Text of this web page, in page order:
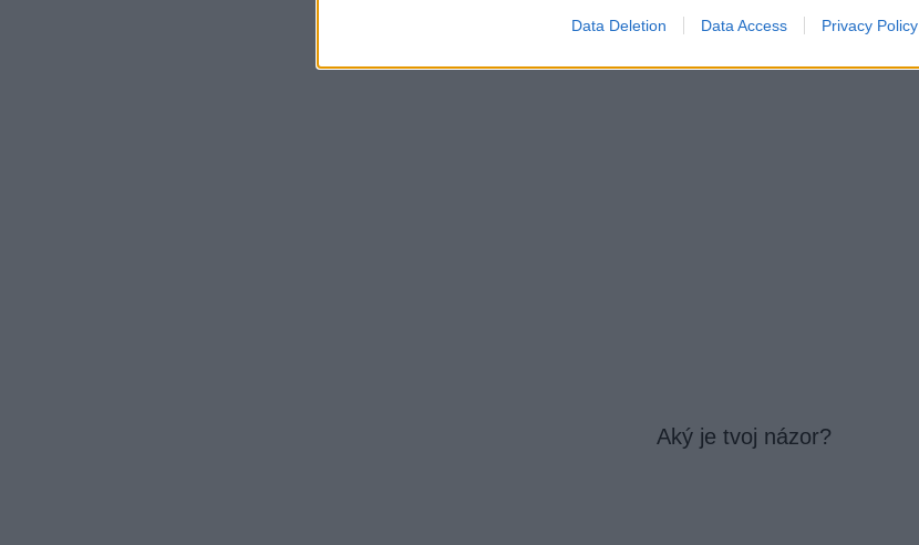
Data Deletion Data Access Privacy Policy
Aký je tvoj názor?